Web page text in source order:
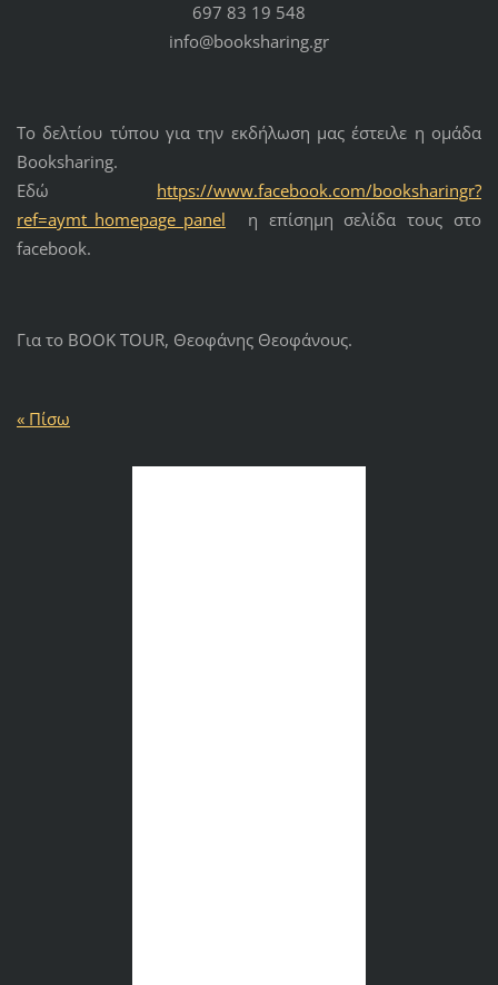
697 83 19 548
info@booksharing.gr
Το δελτίου τύπου για την εκδήλωση μας έστειλε η ομάδα
Booksharing.
Εδώ https://www.facebook.com/booksharingr?
ref=aymt_homepage_panel η επίσημη σελίδα τους στο
facebook.
Για το BOOK TOUR, Θεοφάνης Θεοφάνους.
« Πίσω